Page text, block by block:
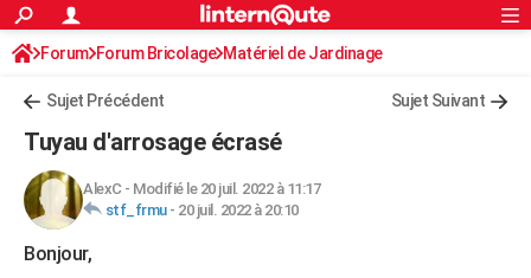
ACTUALITÉS
Politique
Société
Faits Divers
Education
Monde
Villes
+
FINANCE
Retraite
Impôts
Epargne
Immobilier
Risques naturels par ville
Banque
Assurance
Crédit
AUTO
Essais
Réserver un essai
Citadines
Berlines
SUV
Forum auto
+HIGH-TECH
S'inscrire
Connexion
Forum Forum Bricolage Matériel de Jardinage
Sujet Précédent Sujet Suivant
Tuyau d'arrosage écrasé
AlexC - Modifié le 20 juil. 2022 à 11:17
stf_frmu- 20 juil. 2022 à 20:10
Bonjour,